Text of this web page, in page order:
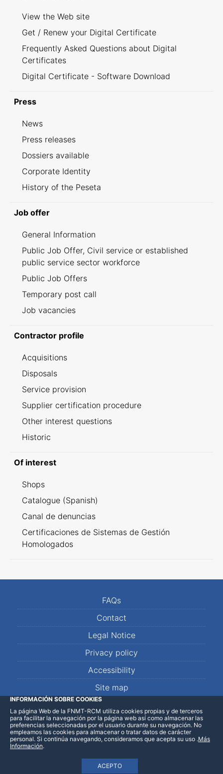
View the Web site
Get / Renew your Digital Certificate
Frequently Asked Questions about Digital
Certificates
Digital Certificate - Software Download
Press
News
Press releases
Dossiers available
Corporate Identity
History of the Peseta
Job offer
General Information
Public Job Offer, Civil service or established
public service sector workforce
Public Job Offers
Temporary post call
Job vacancies
Contractor profile
Acquisitions
Disposals
Service provision
Supplier certification procedure
Other interest questions
Historic
Of interest
Shops
Catalogue (Spanish)
Canal de denuncias
Certificaciones de Sistemas de Gestión
Homologados
FAQs
Contact
Legal Notice
Privacy policy
Accessibility
Site map
LinkedInFacebookWhatsApp
INFORMACIÓN SOBRE COOKIES
La página Web de la FNMT-RCM utiliza cookies propias y de terceros
para facilitar la navegación por la página web así como almacenar las
preferencias seleccionadas por el usuario durante su navegación. No
empleamos las cookies para almacenar o tratar datos de carácter
personal. Si continúa navegando, consideramos que acepta su uso
ACEPTO
.Más
Información.